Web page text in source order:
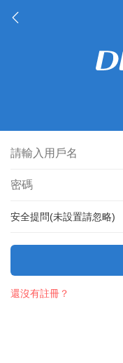
安全提問(未設置請忽略)
還沒有註冊？